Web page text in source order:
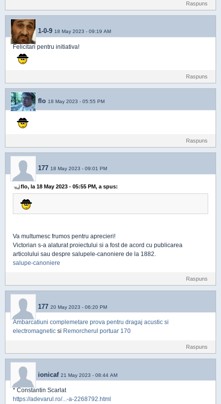
Raspuns
1-0-9 18 May 2023 - 09:19 AM
Felicitari pentru initiativa!
Raspuns
flo 18 May 2023 - 05:55 PM
Raspuns
177 18 May 2023 - 09:01 PM
flo, la 18 May 2023 - 05:55 PM, a spus:
Va multumesc frumos pentru aprecieri!
Victorian s-a alaturat proiectului si a fost de acord cu publicarea
articolului sau despre salupele-canoniere de la 1882.
salupe-canoniere
Raspuns
177 20 May 2023 - 06:20 PM
Ambarcatiuni complemetare prova pentru dragaj acustic si
electromagnetic si Remorcherul portuar 170
Raspuns
ionicaf 21 May 2023 - 08:44 AM
* Constantin Scarlat
https://adevarul.ro/...-a-2268792.html